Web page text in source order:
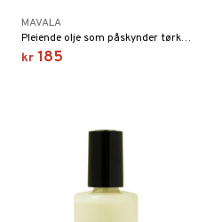
MAVALA
Pleiende olje som påskynder tørketiden på din manikyr fra Mavala
kr 185